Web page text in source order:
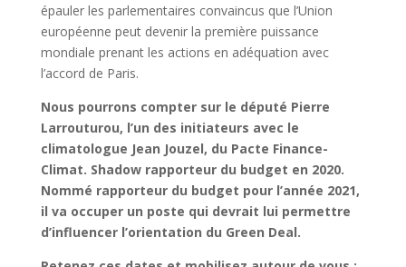
épauler les parlementaires convaincus que l’Union
européenne peut devenir la première puissance
mondiale prenant les actions en adéquation avec
l’accord de Paris.
Nous pourrons compter sur le député Pierre
Larrouturou, l’un des initiateurs avec le
climatologue Jean Jouzel, du Pacte Finance-
Climat. Shadow rapporteur du budget en 2020.
Nommé rapporteur du budget pour l’année 2021,
il va occuper un poste qui devrait lui permettre
d’influencer l’orientation du Green Deal.